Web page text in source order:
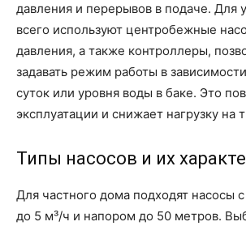
давления и перерывов в подаче. Для
всего используют центробежные
давления, а также контроллеры,
задавать режим работы в
суток или уровня воды в баке. Это
эксплуатации и снижает нагрузку на
Типы насосов и их
Для частного дома подходят насосы
до 5 м³/ч и напором до 50 метров.